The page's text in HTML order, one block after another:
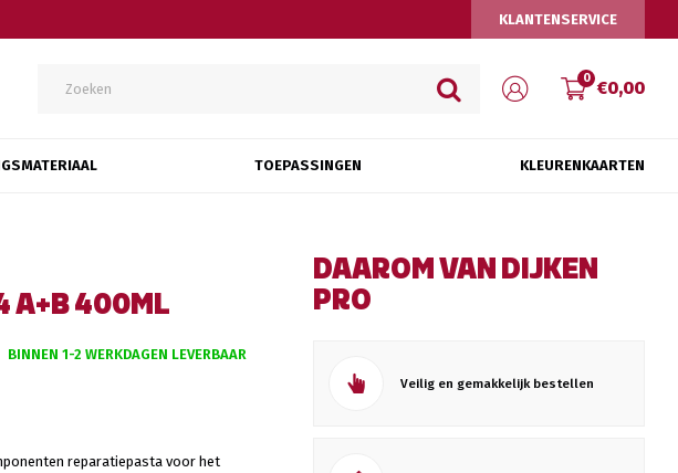
KLANTENSERVICE
0 €0,00
TOEPASSINGEN KLEURENKAARTEN
A+B 400ML
BINNEN 1-2 WERKDAGEN LEVERBAAR
reparatiepasta voor het
DAAROM VAN DIJKEN
PRO
Veilig en gemakkelijk bestellen